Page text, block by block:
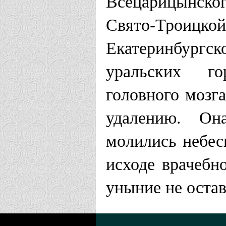
Храм
Кривой Рог
Храм иконы
г.
епархия)
Храм иконы
епархия)
Храм в
Свято-
уральских
головного
удалению.
молились
исходе
уныние не